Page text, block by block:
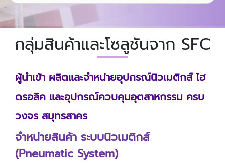
กลุ่มสินค้าและโซลูชันจาก SFC
ผู้นำเข้า ผลิตและจำหน่ายอุปกรณ์นิวเมติกส์ ไฮ
ดรอลิค และอุปกรณ์ควบคุมอุตสาหกรรม ครบ
วงจร สมุทรสาคร
จำหน่ายสินค้า ระบบนิวเมติกส์
(Pneumatic System)